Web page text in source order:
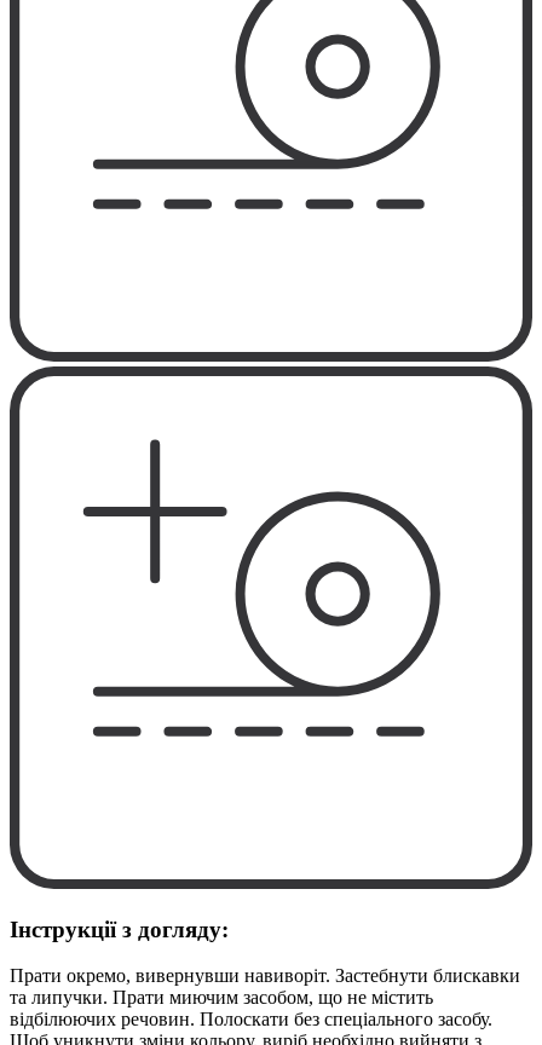
Інструкції з догляду:
Прати окремо, вивернувши навиворіт. Застебнути блискавки
та липучки. Прати миючим засобом, що не містить
відбілюючих речовин. Полоскати без спеціального засобу.